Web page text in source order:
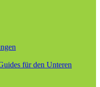
für den Unteren